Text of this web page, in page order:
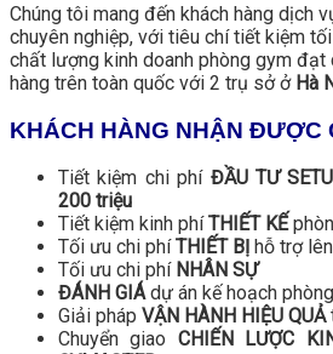
Chúng tôi mang đến khách hàng dịch
chuyên nghiệp, với tiêu chí tiết kiệm
chất lượng kinh doanh phòng gym đạt
hàng trên toàn quốc với 2 trụ sở ở Hà
KHÁCH HÀNG NHẬN ĐƯỢC
Tiết kiệm chi phí ĐẦU TƯ
200 triệu
Tiết kiệm kinh phíTHIẾT KẾ
Tối ưu chi phíTHIẾT BỊ hỗ trợ
Tối ưu chi phí NHÂN SỰ
ĐÁNH GIÁdự án kế hoạch
Giải pháp VẬN HÀNH HIỆU QUẢ
Chuyển giao CHIẾN LƯỢC